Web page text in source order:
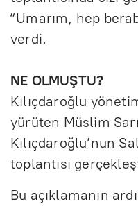
“Umarım, hep
verdi.
NE OLMUŞTU?
Kılıçdaroğlu
yürüten Müslim
Kılıçdaroğlu’nun
toplantısı
Bu açıklamanın